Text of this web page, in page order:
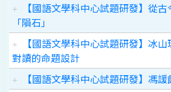
【國語文學科中心試題研發】從
「隕石」
【國語文學科中心試題研發】冰山
對讀的命題設計
【國語文學科中心試題研發】馮